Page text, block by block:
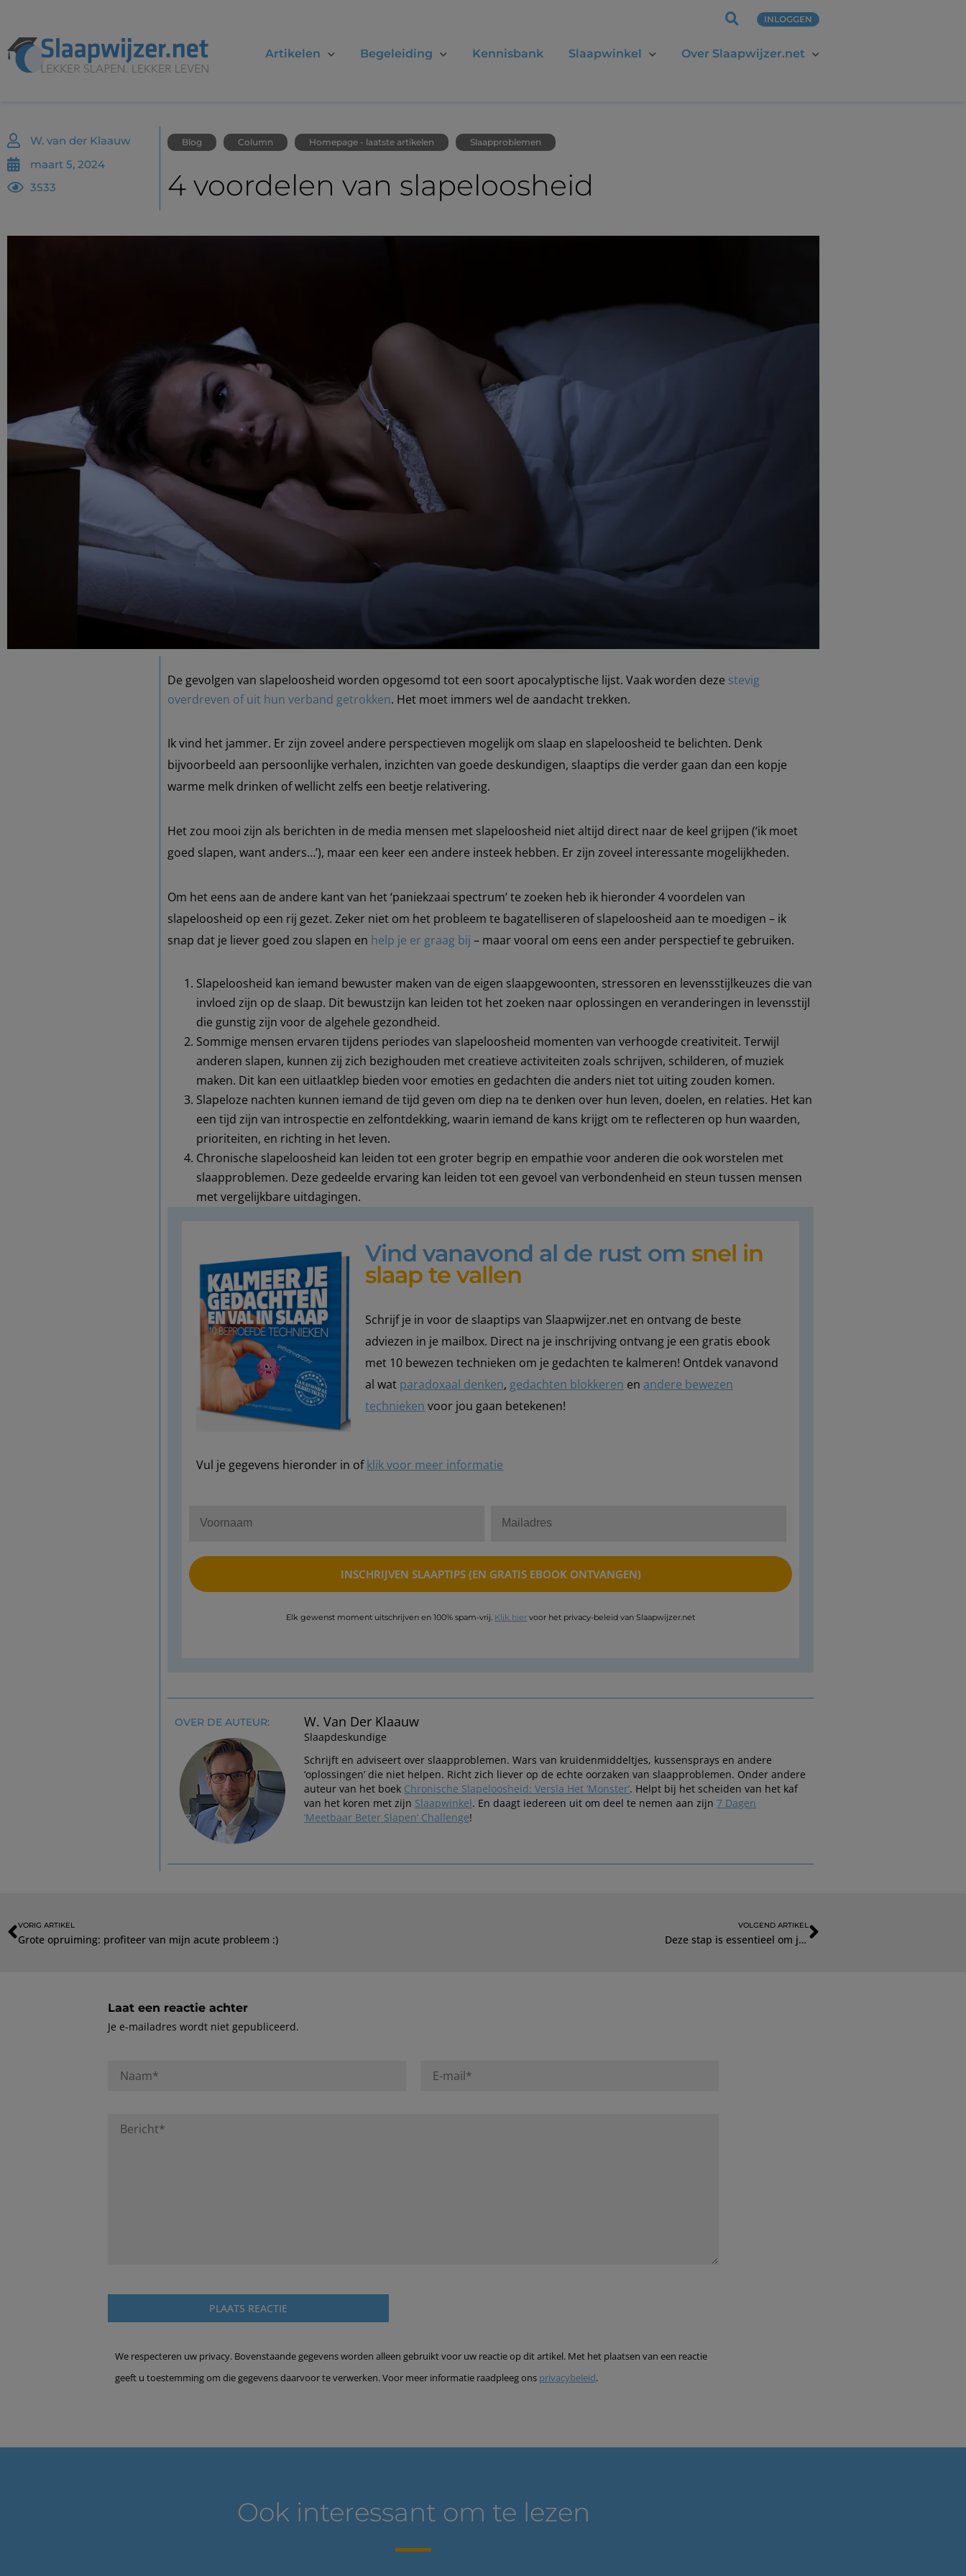
INLOGGEN
Artikelen Begeleiding Kennisbank Slaapwinkel Over Slaapwijzer.net
W. van der Klaauw
maart 5, 2024
3533
Blog Column Homepage - laatste artikelen Slaapproblemen
4 voordelen van slapeloosheid
De gevolgen van slapeloosheid worden opgesomd tot een soort apocalyptische lijst. Vaak worden deze stevig
overdreven of uit hun verband getrokken. Het moet immers wel de aandacht trekken.
Ik vind het jammer. Er zijn zoveel andere perspectieven mogelijk om slaap en slapeloosheid te belichten. Denk
bijvoorbeeld aan persoonlijke verhalen, inzichten van goede deskundigen, slaaptips die verder gaan dan een kopje
warme melk drinken of wellicht zelfs een beetje relativering.
Het zou mooi zijn als berichten in de media mensen met slapeloosheid niet altijd direct naar de keel grijpen (‘ik moet
goed slapen, want anders…’), maar een keer een andere insteek hebben. Er zijn zoveel interessante mogelijkheden.
Om het eens aan de andere kant van het ‘paniekzaai spectrum’ te zoeken heb ik hieronder 4 voordelen van
slapeloosheid op een rij gezet. Zeker niet om het probleem te bagatelliseren of slapeloosheid aan te moedigen – ik
snap dat je liever goed zou slapen en help je er graag bij – maar vooral om eens een ander perspectief te gebruiken.
Slapeloosheid kan iemand bewuster maken van de eigen slaapgewoonten, stressoren en levensstijlkeuzes die van
invloed zijn op de slaap. Dit bewustzijn kan leiden tot het zoeken naar oplossingen en veranderingen in levensstijl
die gunstig zijn voor de algehele gezondheid.
Sommige mensen ervaren tijdens periodes van slapeloosheid momenten van verhoogde creativiteit. Terwijl
anderen slapen, kunnen zij zich bezighouden met creatieve activiteiten zoals schrijven, schilderen, of muziek
maken. Dit kan een uitlaatklep bieden voor emoties en gedachten die anders niet tot uiting zouden komen.
Slapeloze nachten kunnen iemand de tijd geven om diep na te denken over hun leven, doelen, en relaties. Het kan
een tijd zijn van introspectie en zelfontdekking, waarin iemand de kans krijgt om te reflecteren op hun waarden,
prioriteiten, en richting in het leven.
Chronische slapeloosheid kan leiden tot een groter begrip en empathie voor anderen die ook worstelen met
slaapproblemen. Deze gedeelde ervaring kan leiden tot een gevoel van verbondenheid en steun tussen mensen
met vergelijkbare uitdagingen.
Vind vanavond al de rust om snel in
slaap te vallen
Schrijf je in voor de slaaptips van Slaapwijzer.net en ontvang de beste
adviezen in je mailbox. Direct na je inschrijving ontvang je een gratis ebook
met 10 bewezen technieken om je gedachten te kalmeren! Ontdek vanavond
al wat paradoxaal denken, gedachten blokkeren en andere bewezen
technieken voor jou gaan betekenen!
Vul je gegevens hieronder in ofklik voor meer informatie
Elk gewenst moment uitschrijven en 100% spam-vrij. Klik hier voor het privacy-beleid van Slaapwijzer.net
OVER DE AUTEUR: W. Van Der Klaauw
Slaapdeskundige
Schrijft en adviseert over slaapproblemen. Wars van kruidenmiddeltjes, kussensprays en andere
‘oplossingen’ die niet helpen. Richt zich liever op de echte oorzaken van slaapproblemen. Onder andere
auteur van het boek Chronische Slapeloosheid: Versla Het ‘Monster’. Helpt bij het scheiden van het kaf
van het koren met zijn Slaapwinkel. En daagt iedereen uit om deel te nemen aan zijn7 Dagen
‘Meetbaar Beter Slapen’ Challenge!
VORIG ARTIKEL
Grote opruiming: profiteer van mijn acute probleem :)
VOLGEND ARTIKEL
Deze stap is essentieel om je natuurlijke slaapvermogen terug te vinden…
Laat een reactie achter
Je e-mailadres wordt niet gepubliceerd.
We respecteren uw privacy. Bovenstaande gegevens worden alleen gebruikt voor uw reactie op dit artikel. Met het plaatsen van een reactie
geeft u toestemming om die gegevens daarvoor te verwerken. Voor meer informatie raadpleeg ons privacybeleid.
Ook interessant om te lezen